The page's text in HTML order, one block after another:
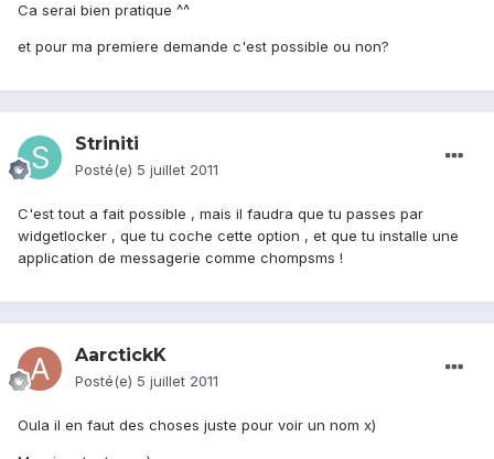
Ca serai bien pratique ^^
et pour ma premiere demande c'est possible ou non?
Striniti
Posté(e) 5 juillet 2011
C'est tout a fait possible , mais il faudra que tu passes par
widgetlocker , que tu coche cette option , et que tu installe une
application de messagerie comme chompsms !
AarctickK
Posté(e) 5 juillet 2011
Oula il en faut des choses juste pour voir un nom x)